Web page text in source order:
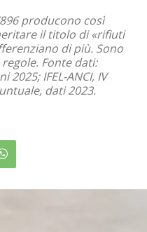
producono così
il titolo di «rifiuti
di più. Sono
Fonte dati:
2025; IFEL-ANCI, IV
dati 2023.